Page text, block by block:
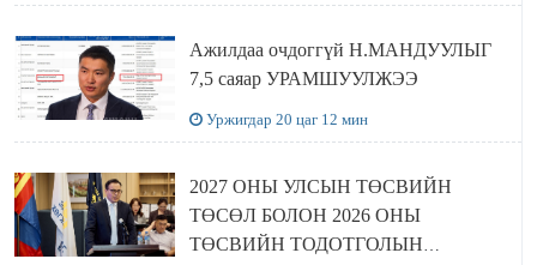
Ажилдаа очдоггүй Н.МАНДУУЛЫГ
7,5 саяар УРАМШУУЛЖЭЭ
Уржигдар 20 цаг 12 мин
2027 ОНЫ УЛСЫН ТӨСВИЙН
ТӨСӨЛ БОЛОН 2026 ОНЫ
ТӨСВИЙН ТОДОТГОЛЫН